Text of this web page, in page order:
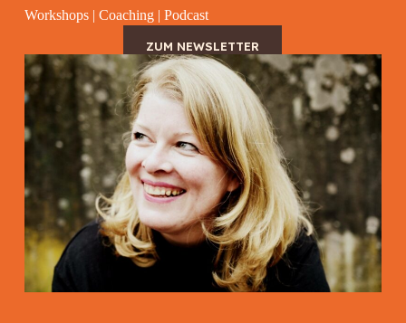
Workshops | Coaching | Podcast
ZUM NEWSLETTER